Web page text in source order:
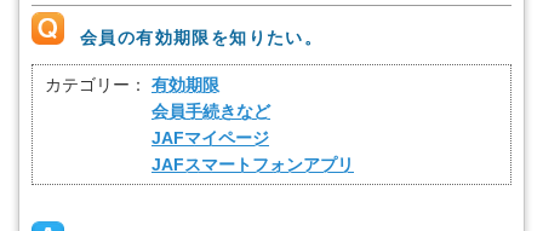
会員の有効期限を知りたい。
カテゴリー：
有効期限
会員手続きなど
JAFマイページ
JAFスマートフォンアプリ